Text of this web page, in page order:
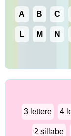
A B C
L M N
3 lettere 4
2 sillabe